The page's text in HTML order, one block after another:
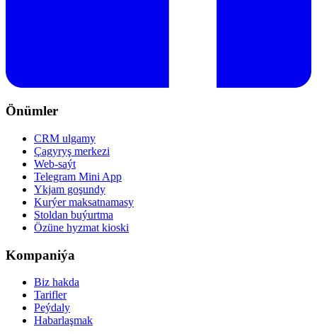
Önümler
CRM ulgamy
Çagyryş merkezi
Web-saýt
Telegram Mini App
Ykjam goşundy
Kurýer maksatnamasy
Stoldan buýurtma
Özüne hyzmat kioski
Kompaniýa
Biz hakda
Tarifler
Peýdaly
Habarlaşmak